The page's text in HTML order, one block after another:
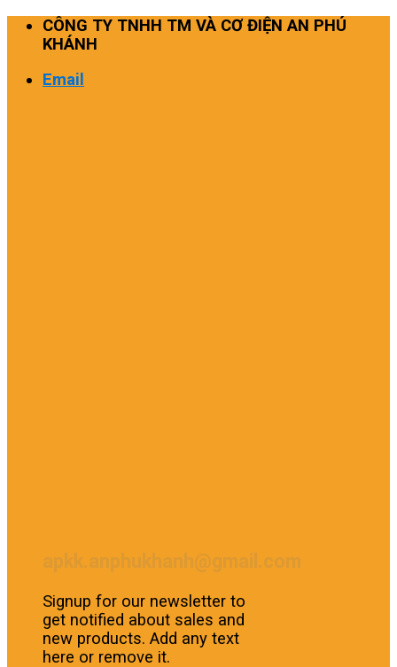
Skip
CÔNG TY TNHH TM VÀ CƠ ĐIỆN AN PHÚ
KHÁNH
Email
Signup for our newsletter to
get notified about sales and
new products. Add any text
here or remove it.